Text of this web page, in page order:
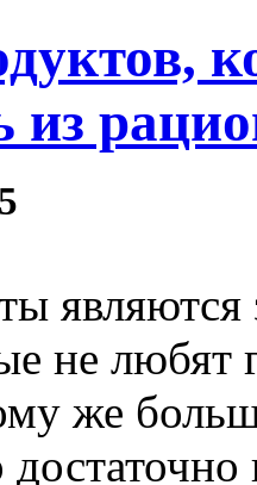
из
не любят
же